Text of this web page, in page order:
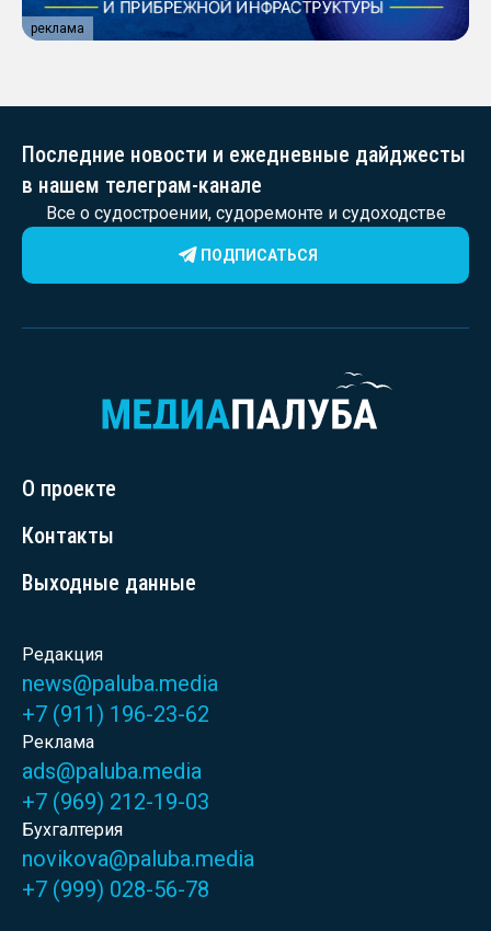
реклама
Последние новости и ежедневные дайджесты
в нашем телеграм-канале
Все о судостроении, судоремонте и судоходстве
ПОДПИСАТЬСЯ
О проекте
Контакты
Выходные данные
Редакция
news@paluba.media
+7 (911) 196-23-62
Реклама
ads@paluba.media
+7 (969) 212-19-03
Бухгалтерия
novikova@paluba.media
+7 (999) 028-56-78